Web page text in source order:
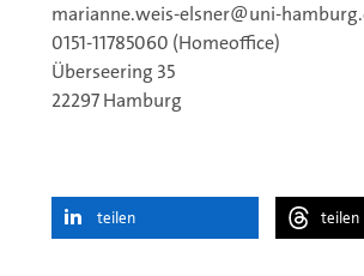
marianne.weis-elsner@uni-
0151-11785060 (Homeoffice)
Überseering 35
22297 Hamburg
teilen teilen